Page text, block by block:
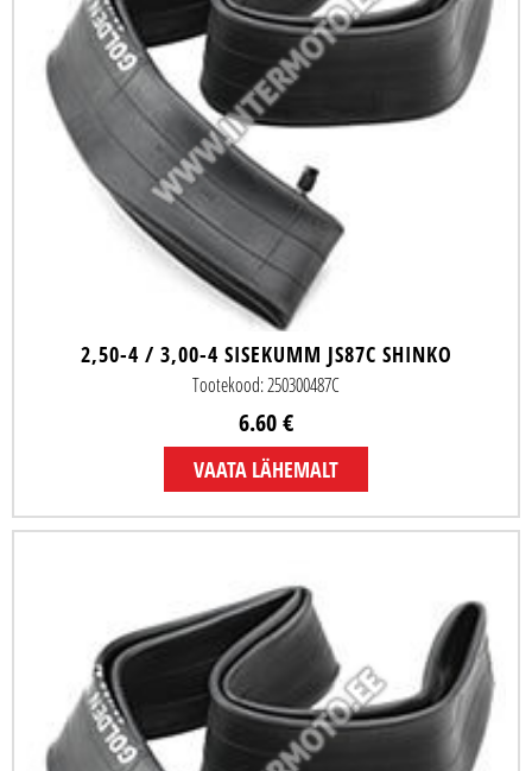
2,50-4 / 3,00-4 SISEKUMM JS87C SHINKO
Tootekood: 250300487C
6.60 €
VAATA LÄHEMALT